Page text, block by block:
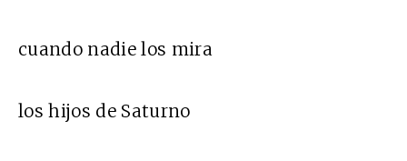
cuando nadie los mira
los hijos de Saturno